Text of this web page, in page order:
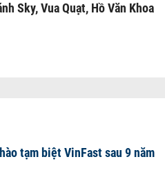
Sky, Vua Quạt, Hồ Văn Khoa
tạm biệt VinFast sau 9 năm